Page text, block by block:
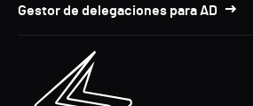
Gestor de delegaciones para AD